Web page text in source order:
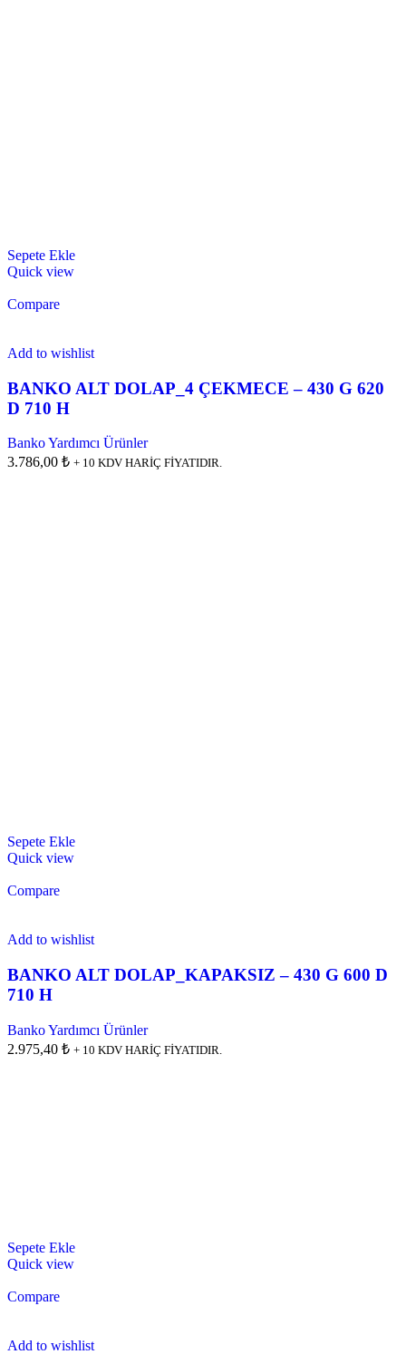
Sepete Ekle
Quick view
Compare
Add to wishlist
BANKO ALT DOLAP_4 ÇEKMECE – 430 G 620
D 710 H
Banko Yardımcı Ürünler
3.786,00 ₺ + 10 KDV HARİÇ FİYATIDIR.
Sepete Ekle
Quick view
Compare
Add to wishlist
BANKO ALT DOLAP_KAPAKSIZ – 430 G 600 D
710 H
Banko Yardımcı Ürünler
2.975,40 ₺ + 10 KDV HARİÇ FİYATIDIR.
Sepete Ekle
Quick view
Compare
Add to wishlist